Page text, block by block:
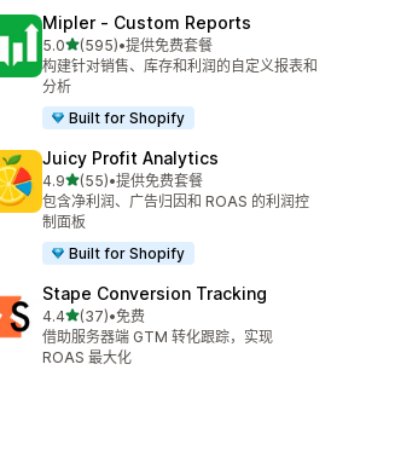
Mipler ‑ Custom Reports
5.0星（满分 5 星）
(595)
总共 595 条评论
•提供免费套餐
构建针对销售、库存和利润的自定义报表和
分析
Built for Shopify
Juicy Profit Analytics
4.9星（满分 5 星）
(55)
总共 55 条评论
•提供免费套餐
包含净利润、广告归因和 ROAS 的利润控
制面板
Built for Shopify
Stape Conversion Tracking
4.4星（满分 5 星）
(37)
总共 37 条评论
•免费
借助服务器端 GTM 转化跟踪，实现
ROAS 最大化